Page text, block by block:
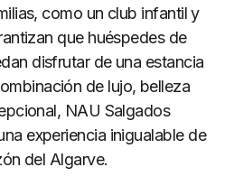
como un club infantil y
que huéspedes de
disfrutar de una estancia
de lujo, belleza
NAU Salgados
experiencia inigualable de
del Algarve.